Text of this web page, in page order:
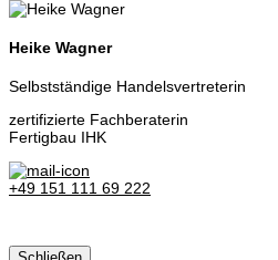
Heike Wagner
Selbstständige Handelsvertreterin
zertifizierte Fachberaterin
Fertigbau IHK
+49 151 111 69 222